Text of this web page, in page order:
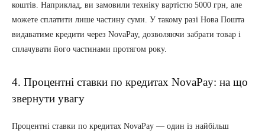
коштів. Наприклад, ви замовили техніку вартістю 5000 грн, але
можете сплатити лише частину суми. У такому разі Нова Пошта
видаватиме кредити через NovaPay, дозволяючи забрати товар і
сплачувати його частинами протягом року.
4. Процентні ставки по кредитах NovaPay: на що
звернути увагу
Процентні ставки по кредитах NovaPay — один із найбільш